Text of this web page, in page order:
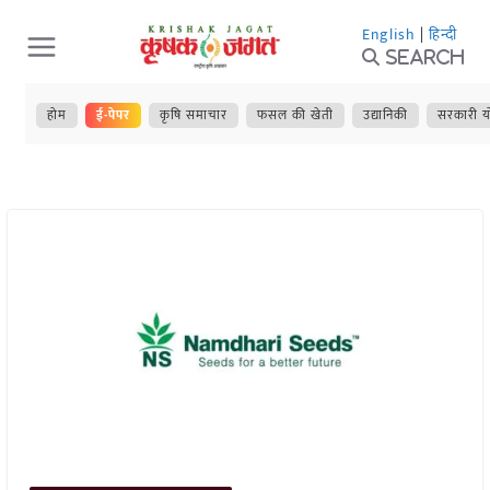
Skip
to
content
English | हिन्दी
Search
होम ई-पेपर कृषि समाचार फसल की खेती उद्यानिकी सरकारी